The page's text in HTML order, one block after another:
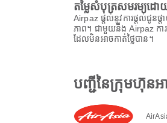
តម្លៃសំបុត្រសមរម្យដោ
Airpaz ផ្តល់នូវការផ្តល់ជូន
ភាព។ ជាមួយនឹង Airpaz កា
ដែលមិនអាចកាត់ថ្លៃបាន។
បញ្ជីនៃក្រុមហ៊ុន